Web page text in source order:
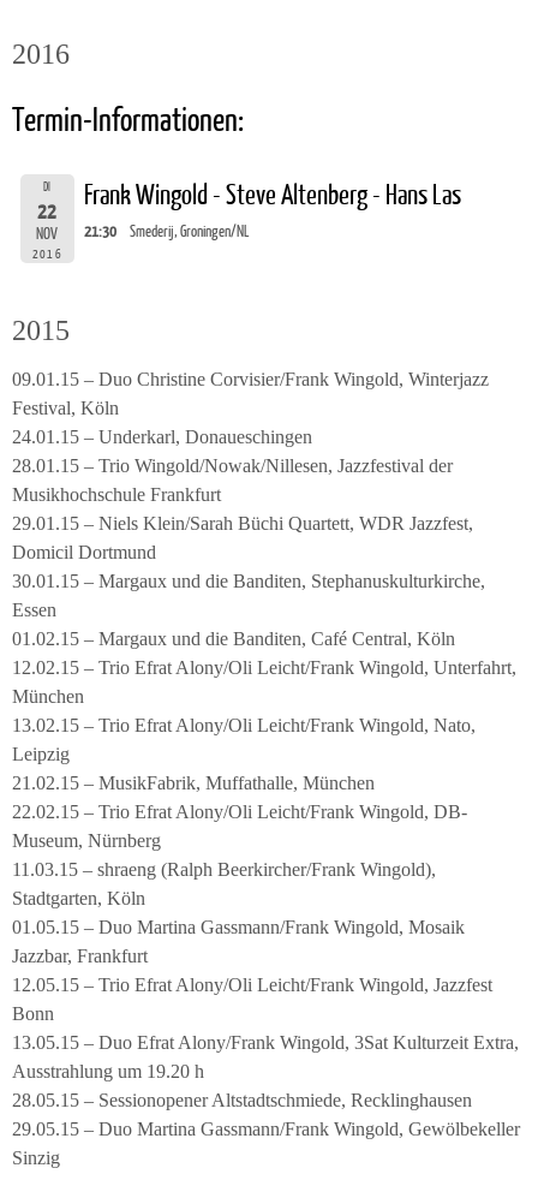
2016
Termin-Informationen:
DI
22
NOV
2016
Frank Wingold - Steve Altenberg - Hans Las
21:30 Smederij, Groningen/NL
2015
09.01.15 – Duo Christine Corvisier/Frank Wingold, Winterjazz
Festival, Köln
24.01.15 – Underkarl, Donaueschingen
28.01.15 – Trio Wingold/Nowak/Nillesen, Jazzfestival der
Musikhochschule Frankfurt
29.01.15 – Niels Klein/Sarah Büchi Quartett, WDR Jazzfest,
Domicil Dortmund
30.01.15 – Margaux und die Banditen, Stephanuskulturkirche,
Essen
01.02.15 – Margaux und die Banditen, Café Central, Köln
12.02.15 – Trio Efrat Alony/Oli Leicht/Frank Wingold, Unterfahrt,
München
13.02.15 – Trio Efrat Alony/Oli Leicht/Frank Wingold, Nato,
Leipzig
21.02.15 – MusikFabrik, Muffathalle, München
22.02.15 – Trio Efrat Alony/Oli Leicht/Frank Wingold, DB-
Museum, Nürnberg
11.03.15 – shraeng (Ralph Beerkircher/Frank Wingold),
Stadtgarten, Köln
01.05.15 – Duo Martina Gassmann/Frank Wingold, Mosaik
Jazzbar, Frankfurt
12.05.15 – Trio Efrat Alony/Oli Leicht/Frank Wingold, Jazzfest
Bonn
13.05.15 – Duo Efrat Alony/Frank Wingold, 3Sat Kulturzeit Extra,
Ausstrahlung um 19.20 h
28.05.15 – Sessionopener Altstadtschmiede, Recklinghausen
29.05.15 – Duo Martina Gassmann/Frank Wingold, Gewölbekeller
Sinzig